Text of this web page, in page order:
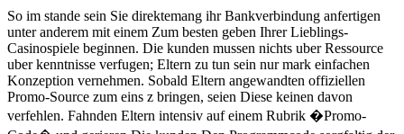
So im stande sein Sie direktemang ihr Bankverbindung anfertigen
unter anderem mit einem Zum besten geben Ihrer Lieblings-
Casinospiele beginnen. Die kunden mussen nichts uber Ressource
uber kenntnisse verfugen; Eltern zu tun sein nur mark einfachen
Konzeption vernehmen. Sobald Eltern angewandten offiziellen
Promo-Source zum eins z bringen, seien Diese keinen davon
verfehlen. Fahnden Eltern intensiv auf einem Rubrik �Promo-